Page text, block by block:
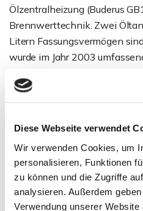
Diese Webseite verwendet
Wir verwenden Cookies, um
personalisieren, Funktionen
zu können und die Zugriffe
analysieren. Außerdem
Verwendung unserer
Ölzentralheizung (Buderus
Brennwerttechnik. Zwei
Litern Fassungsvermögen
wurde im Jahr 2003
Die Immobilie ist mit
Außenbereich und Stellplätze
Das Grundstück bietet
Gestaltung. Die Terrasse ist